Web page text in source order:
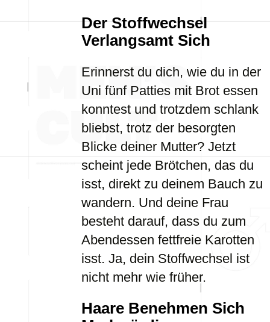
Der Stoffwechsel
Verlangsamt Sich
Erinnerst du dich, wie du in der
Uni fünf Patties mit Brot essen
konntest und trotzdem schlank
bliebst, trotz der besorgten
Blicke deiner Mutter? Jetzt
scheint jede Brötchen, das du
isst, direkt zu deinem Bauch zu
wandern. Und deine Frau
besteht darauf, dass du zum
Abendessen fettfreie Karotten
isst. Ja, dein Stoffwechsel ist
nicht mehr wie früher.
Haare Benehmen Sich